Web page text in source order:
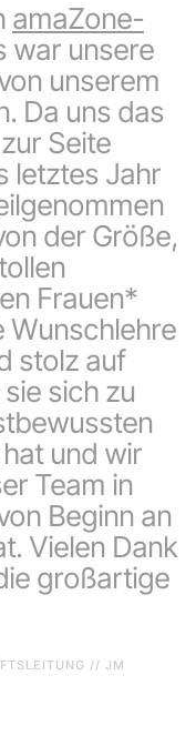
amaZone-
war unsere
unserem
Da uns das
Seite
letztes Jahr
der Größe,
Frauen*
Wunschlehre
stolz auf
sich zu
und wir
Team in
Beginn an
Vielen Dank
großartige
// JM